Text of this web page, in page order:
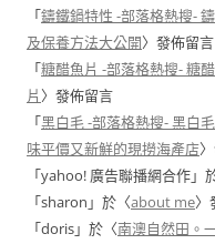
「鑄鐵鍋特性 -部落格熱搜-
及保養方法大公開〉發佈留言
「糖醋魚片 -部落格熱搜- 糖
片 〉發佈留言
「黑白毛 -部落格熱搜- 黑白毛
味平價又新鮮的現撈海產店
「yahoo! 廣告聯播網合作」
「sharon 」於〈about me〉
「doris」於〈南澳自然田。